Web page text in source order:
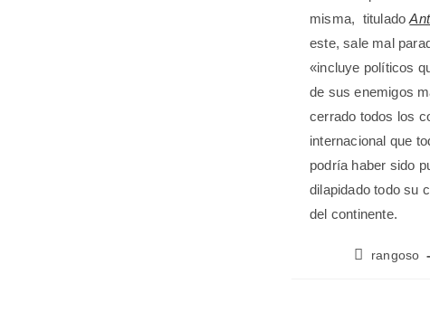
misma, titulado
este, sale mal
«incluye políticos
de sus enemigos
cerrado todos los
internacional que
podría haber sido
dilapidado todo su
del continente.
rangoso